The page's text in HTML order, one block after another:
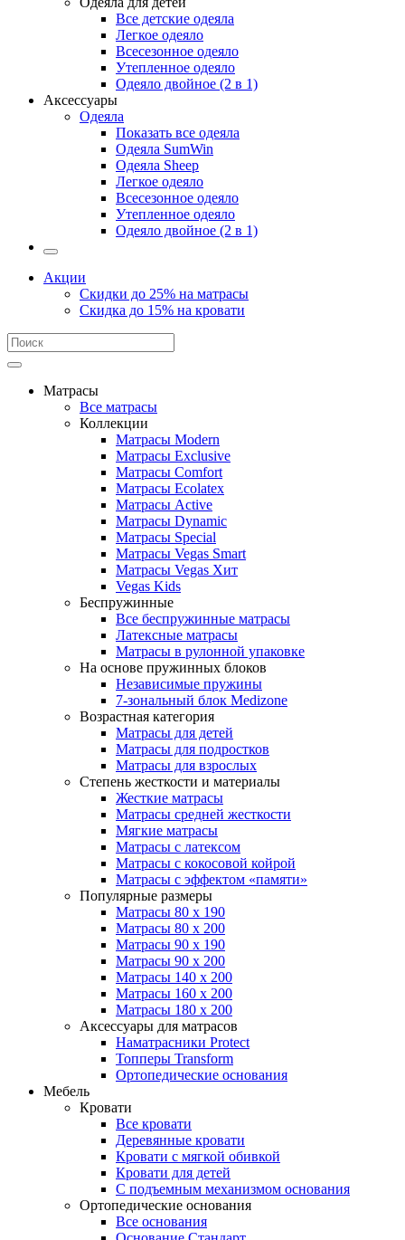
Все детские одеяла
Легкое одеяло
Всесезонное одеяло
Утепленное одеяло
Одеяло двойное (2 в 1)
Аксессуары
Одеяла
Показать все одеяла
Одеяла SumWin
Одеяла Sheep
Легкое одеяло
Всесезонное одеяло
Утепленное одеяло
Одеяло двойное (2 в 1)
Акции
Скидки до 25% на матрасы
Скидка до 15% на кровати
Матрасы
Все матрасы
Коллекции
Матрасы Modern
Матрасы Exclusive
Матрасы Comfort
Матрасы Ecolatex
Матрасы Active
Матрасы Dynamic
Матрасы Special
Матрасы Vegas Smart
Матрасы Vegas Хит
Vegas Kids
Беспружинные
Все беспружинные матрасы
Латексные матрасы
Матрасы в рулонной упаковке
На основе пружинных блоков
Независимые пружины
7-зональный блок Medizone
Возрастная категория
Матрасы для детей
Матрасы для подростков
Матрасы для взрослых
Степень жесткости и материалы
Жесткие матрасы
Матрасы средней жесткости
Мягкие матрасы
Матрасы с латексом
Матрасы с кокосовой койрой
Матрасы с эффектом «памяти»
Популярные размеры
Матрасы 80 x 190
Матрасы 80 x 200
Матрасы 90 x 190
Матрасы 90 x 200
Матрасы 140 x 200
Матрасы 160 x 200
Матрасы 180 x 200
Аксессуары для матрасов
Наматрасники Protect
Топперы Transform
Ортопедические основания
Мебель
Кровати
Все кровати
Деревянные кровати
Кровати с мягкой обивкой
Кровати для детей
С подъемным механизмом основания
Ортопедические основания
Все основания